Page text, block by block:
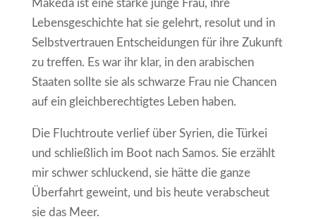
Makeda ist eine starke junge Frau, ihre
Lebensgeschichte hat sie gelehrt, resolut und in
Selbstvertrauen Entscheidungen für ihre Zukunft
zu treffen. Es war ihr klar, in den arabischen
Staaten sollte sie als schwarze Frau nie Chancen
auf ein gleichberechtigtes Leben haben.
Die Fluchtroute verlief über Syrien, die Türkei
und schließlich im Boot nach Samos. Sie erzählt
mir schwer schluckend, sie hätte die ganze
Überfahrt geweint, und bis heute verabscheut
sie das Meer.